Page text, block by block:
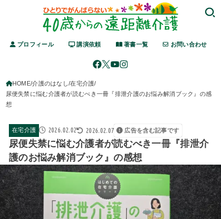
プロフィール 講演依頼 著書一覧 お問い合わせ
HOME 介護のはなし 在宅介護
尿便失禁に悩む介護者が読むべき一冊『排泄介護のお悩み解消ブック』の感
想
在宅介護 2026.02.02 2026.02.07 広告を含む記事です
尿便失禁に悩む介護者が読むべき一冊『排泄介
護のお悩み解消ブック』の感想